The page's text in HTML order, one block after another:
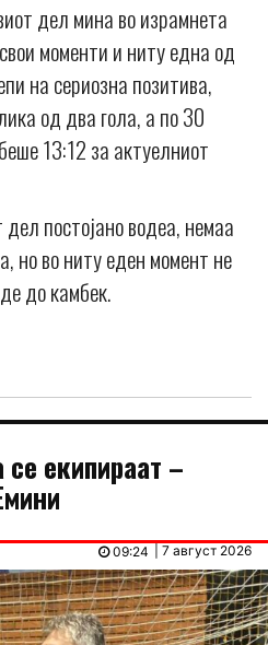
дел мина во израмнета
моменти и ниту една од
на сериозна позитива,
од два гола, а по 30
13:12 за актуелниот
постојано водеа, немаа
но во ниту еден момент не
до камбек.
екипираат –
| 7 август 2026
09:24